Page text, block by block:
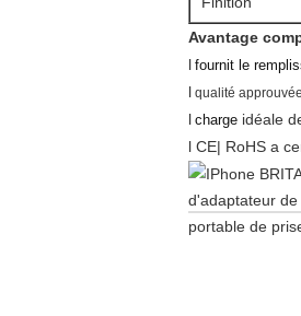
Avantage
l fournit le
l qualité
l charge idéale
l CE| RoHS a